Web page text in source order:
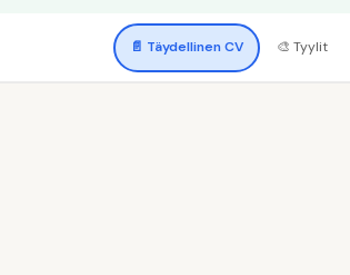
📄 Täydellinen CV 🎨 Tyylit